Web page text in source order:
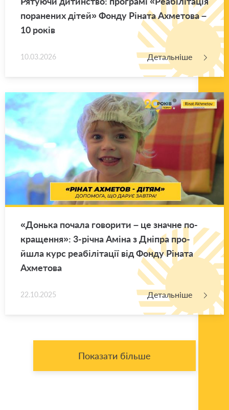
по­ра­не­них дітей» Фонду Рі­на­та Ахме­то­ва –
10 років
10.03.2026 Детальніше
«Донь­ка по­ча­ла го­во­ри­ти – це зна­чне по­
кра­ще­н­ня»: 3-річна Аміна з Дні­пра про­
йшла курс ре­а­бі­лі­та­ції від Фонду Рі­на­та
Ахме­то­ва
22.10.2025 Детальніше
Показати більше